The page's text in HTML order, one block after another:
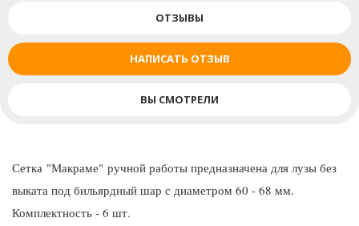
ОТЗЫВЫ
НАПИСАТЬ ОТЗЫВ
ВЫ СМОТРЕЛИ
Сетка "Макраме" ручной работы предназначена для лузы без
выката под бильярдный шар с диаметром 60 - 68 мм.
Комплектность - 6 шт.